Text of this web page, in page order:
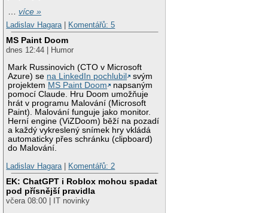
…více »
Ladislav Hagara
Komentářů: 5
MS Paint Doom
dnes 12:44 | Humor
Mark Russinovich (CTO v Microsoft
Azure) se na LinkedIn pochlubil
svým
projektem MS Paint Doom
napsaným
pomocí Claude. Hru Doom umožňuje
hrát v programu Malování (Microsoft
Paint). Malování funguje jako monitor.
Herní engine (ViZDoom) běží na pozadí
a každý vykreslený snímek hry vkládá
automaticky přes schránku (clipboard)
do Malování.
Ladislav Hagara
Komentářů: 2
EK: ChatGPT i Roblox mohou spadat
pod přísnější pravidla
včera 08:00 | IT novinky